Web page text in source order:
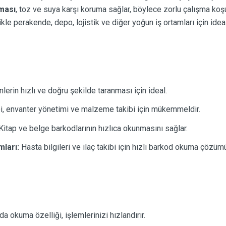
, toz ve suya karşı koruma sağlar, böylece zorlu çalışma
perakende, depo, lojistik ve diğer yoğun iş ortamları için
hızlı ve doğru şekilde taranması için ideal.
envanter yönetimi ve malzeme takibi için mükemmeldir.
ve belge barkodlarının hızlıca okunmasını sağlar.
Hasta bilgileri ve ilaç takibi için hızlı barkod okuma
okuma özelliği, işlemlerinizi hızlandırır.